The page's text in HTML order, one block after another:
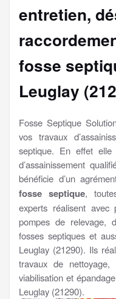
entretien,
fosse
Leuglay
Fosse Septique
vos travaux
septique. En effet
d’assainissement
bénéficie d’un
fosse septique,
experts réalisent avec
pompes de relevage,
fosses septiques et
Leuglay (21290). Ils
travaux de nettoyage,
viabilisation et
Leuglay (21290).